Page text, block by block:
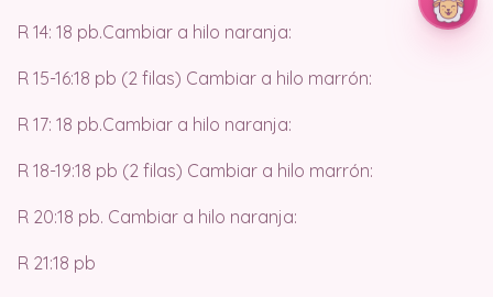
R 14: 18 pb.Cambiar a hilo naranja:
R 15-16:18 pb (2 filas) Cambiar a hilo marrón:
R 17: 18 pb.Cambiar a hilo naranja:
R 18-19:18 pb (2 filas) Cambiar a hilo marrón:
R 20:18 pb. Cambiar a hilo naranja:
R 21:18 pb